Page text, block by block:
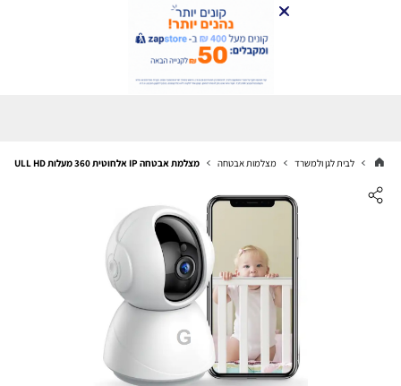
לבית לגן ולמשרד מצלמות אבטחה מצלמת אבטחה IP אלחוטית 360 מעלות FULL HD עם אפשרות הקלטה על כרטיס זיכרון עד חודש ימים